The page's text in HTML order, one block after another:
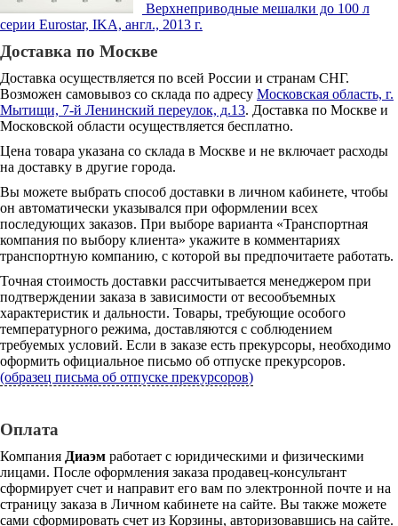
Верхнеприводные мешалки до 100 л
серии Eurostar, IKA, англ., 2013 г.
Доставка по Москве
Доставка осуществляется по всей России и странам СНГ.
Возможен самовывоз со склада по адресу Московская область, г.
Мытищи, 7-й Ленинский переулок, д.13. Доставка по Москве и
Московской области осуществляется бесплатно.
Цена товара указана со склада в Москве и не включает расходы
на доставку в другие города.
Вы можете выбрать способ доставки в личном кабинете, чтобы
он автоматически указывался при оформлении всех
последующих заказов. При выборе варианта «Транспортная
компания по выбору клиента» укажите в комментариях
транспортную компанию, с которой вы предпочитаете работать.
Точная стоимость доставки рассчитывается менеджером при
подтверждении заказа в зависимости от весообъемных
характеристик и дальности. Товары, требующие особого
температурного режима, доставляются с соблюдением
требуемых условий. Если в заказе есть прекурсоры, необходимо
оформить официальное письмо об отпуске прекурсоров.
(образец письма об отпуске прекурсоров)
Оплата
Компания Диаэм работает с юридическими и физическими
лицами. После оформления заказа продавец-консультант
сформирует счет и направит его вам по электронной почте и на
страницу заказа в Личном кабинете на сайте. Вы также можете
сами сформировать счет из Корзины, авторизовавшись на сайте.